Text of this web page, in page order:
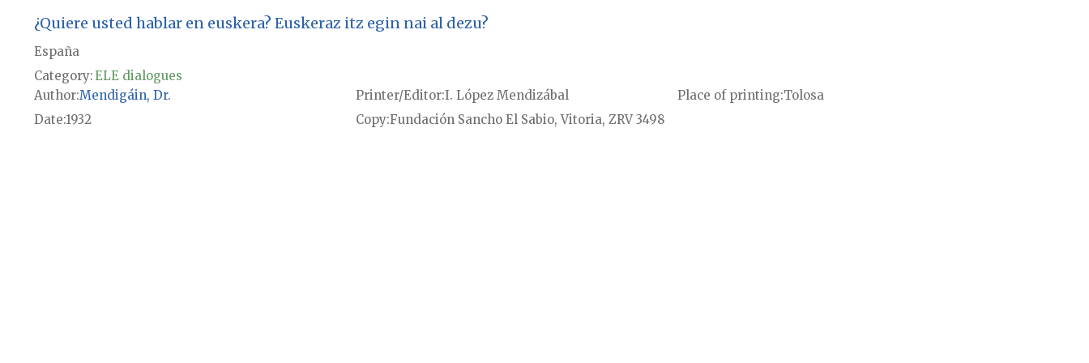
¿Quiere usted hablar en euskera? Euskeraz itz egin nai al dezu?
España
Category:ELE dialogues
Author Mendigáin, Dr. Printer/Editor I. López Mendizábal Place of printing Tolosa
Date1932 Copy Fundación Sancho El Sabio, Vitoria, ZRV 3498